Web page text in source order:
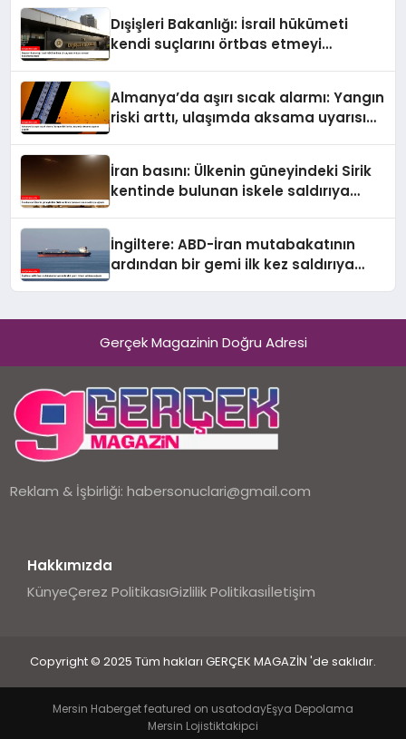
Dışişleri Bakanlığı: İsrail hükümeti
kendi suçlarını örtbas etmeyi
Almanya’da aşırı sıcak alarmı: Yangın
riski arttı, ulaşımda aksama uyarısı
İran basını: Ülkenin güneyindeki Sirik
kentinde bulunan iskele saldırıya
İngiltere: ABD-İran mutabakatının
ardından bir gemi ilk kez saldırıya
Gerçek Magazinin Doğru Adresi
Reklam & İşbirliği:habersonuclari@gmail.com
Hakkımızda
KünyeÇerez PolitikasıGizlilik Politikasıİletişim
Copyright © 2025 Tüm hakları GERÇEK MAGAZİN 'de saklıdır.
Mersin Haberget featured on usatodayEşya Depolama
Mersin Lojistiktakipci